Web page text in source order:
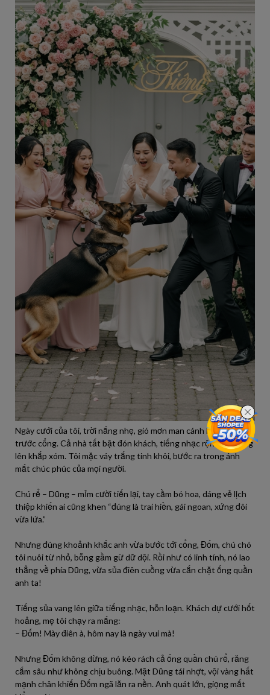
Ngày cưới của tôi, trời nắng nhẹ, gió mơn man cánh hoa giấy
trước cổng. Cả nhà tất bật đón khách, tiếng nhạc rộn ràng vang
lên khắp xóm. Tôi mặc váy trắng tinh khôi, bước ra trong ánh
mắt chúc phúc của mọi người.
Chú rể – Dũng – mỉm cười tiến lại, tay cầm bó hoa, dáng vẻ lịch
thiệp khiến ai cũng khen “đúng là trai hiền, gái ngoan, xứng đôi
vừa lứa.”
Nhưng đúng khoảnh khắc anh vừa bước tới cổng, Đốm, chú chó
tôi nuôi từ nhỏ, bỗng gầm gừ dữ dội. Rồi như có linh tính, nó lao
thẳng về phía Dũng, vừa sủa điên cuồng vừa cắn chặt ống quần
anh ta!
Tiếng sủa vang lên giữa tiếng nhạc, hỗn loạn. Khách dự cưới hốt
hoảng, mẹ tôi chạy ra mắng:
– Đốm! Mày điên à, hôm nay là ngày vui mà!
Nhưng Đốm không dừng, nó kéo rách cả ống quần chú rể, răng
cắm sâu như không chịu buông. Mặt Dũng tái nhợt, vội vàng hất
mạnh chân khiến Đốm ngã lăn ra nền. Anh quát lớn, giọng mất